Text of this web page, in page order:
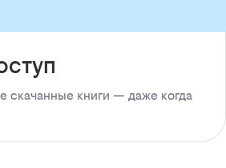
скачанные книги — даже когда